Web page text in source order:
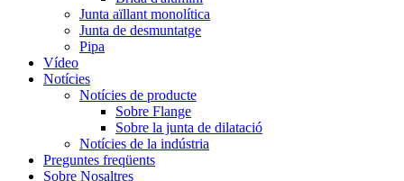
Junta aïllant monolítica
Junta de desmuntatge
Pipa
Vídeo
Notícies
Notícies de producte
Sobre Flange
Sobre la junta de dilatació
Notícies de la indústria
Preguntes freqüents
Sobre Nosaltres